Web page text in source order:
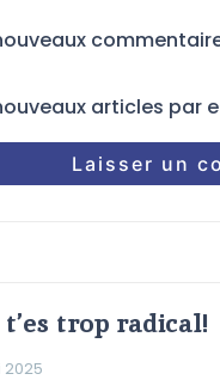
articles par
t’es trop radical!
2025